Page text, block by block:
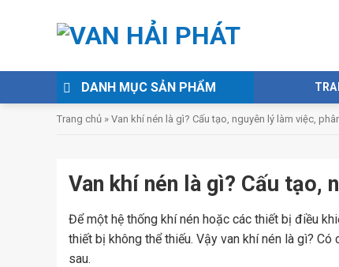
DANH MỤC SẢN PHẨM
Trang chủ » Van khí nén là gì? Cấu tạo, nguyên lý làm việc,
Van khí nén là gì? Cấu tạo,
Để một hệ thống khí nén hoặc các thiết bị điều
thiết bị không thể thiếu. Vậy van khí nén là gì?
sau.